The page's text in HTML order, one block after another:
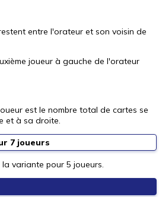
entre l'orateur et son voisin de
joueur à gauche de l'orateur
est le nombre total de cartes se
et à sa droite.
7 joueurs
variante pour 5 joueurs.